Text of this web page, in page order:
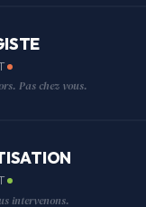
Pas chez vous.
intervenons.